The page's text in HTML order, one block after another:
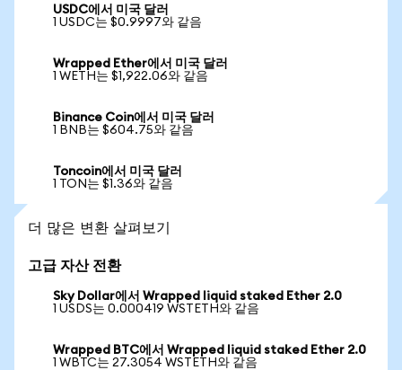
USDC에서 미국 달러
1 USDC는 $0.9997와 같음
Wrapped Ether에서 미국 달러
1 WETH는 $1,922.06와 같음
Binance Coin에서 미국 달러
1 BNB는 $604.75와 같음
Toncoin에서 미국 달러
1 TON는 $1.36와 같음
더 많은 변환 살펴보기
고급 자산 전환
Sky Dollar에서 Wrapped liquid staked Ether 2.0
1 USDS는 0.000419 WSTETH와 같음
Wrapped BTC에서 Wrapped liquid staked Ether 2.0
1 WBTC는 27.3054 WSTETH와 같음